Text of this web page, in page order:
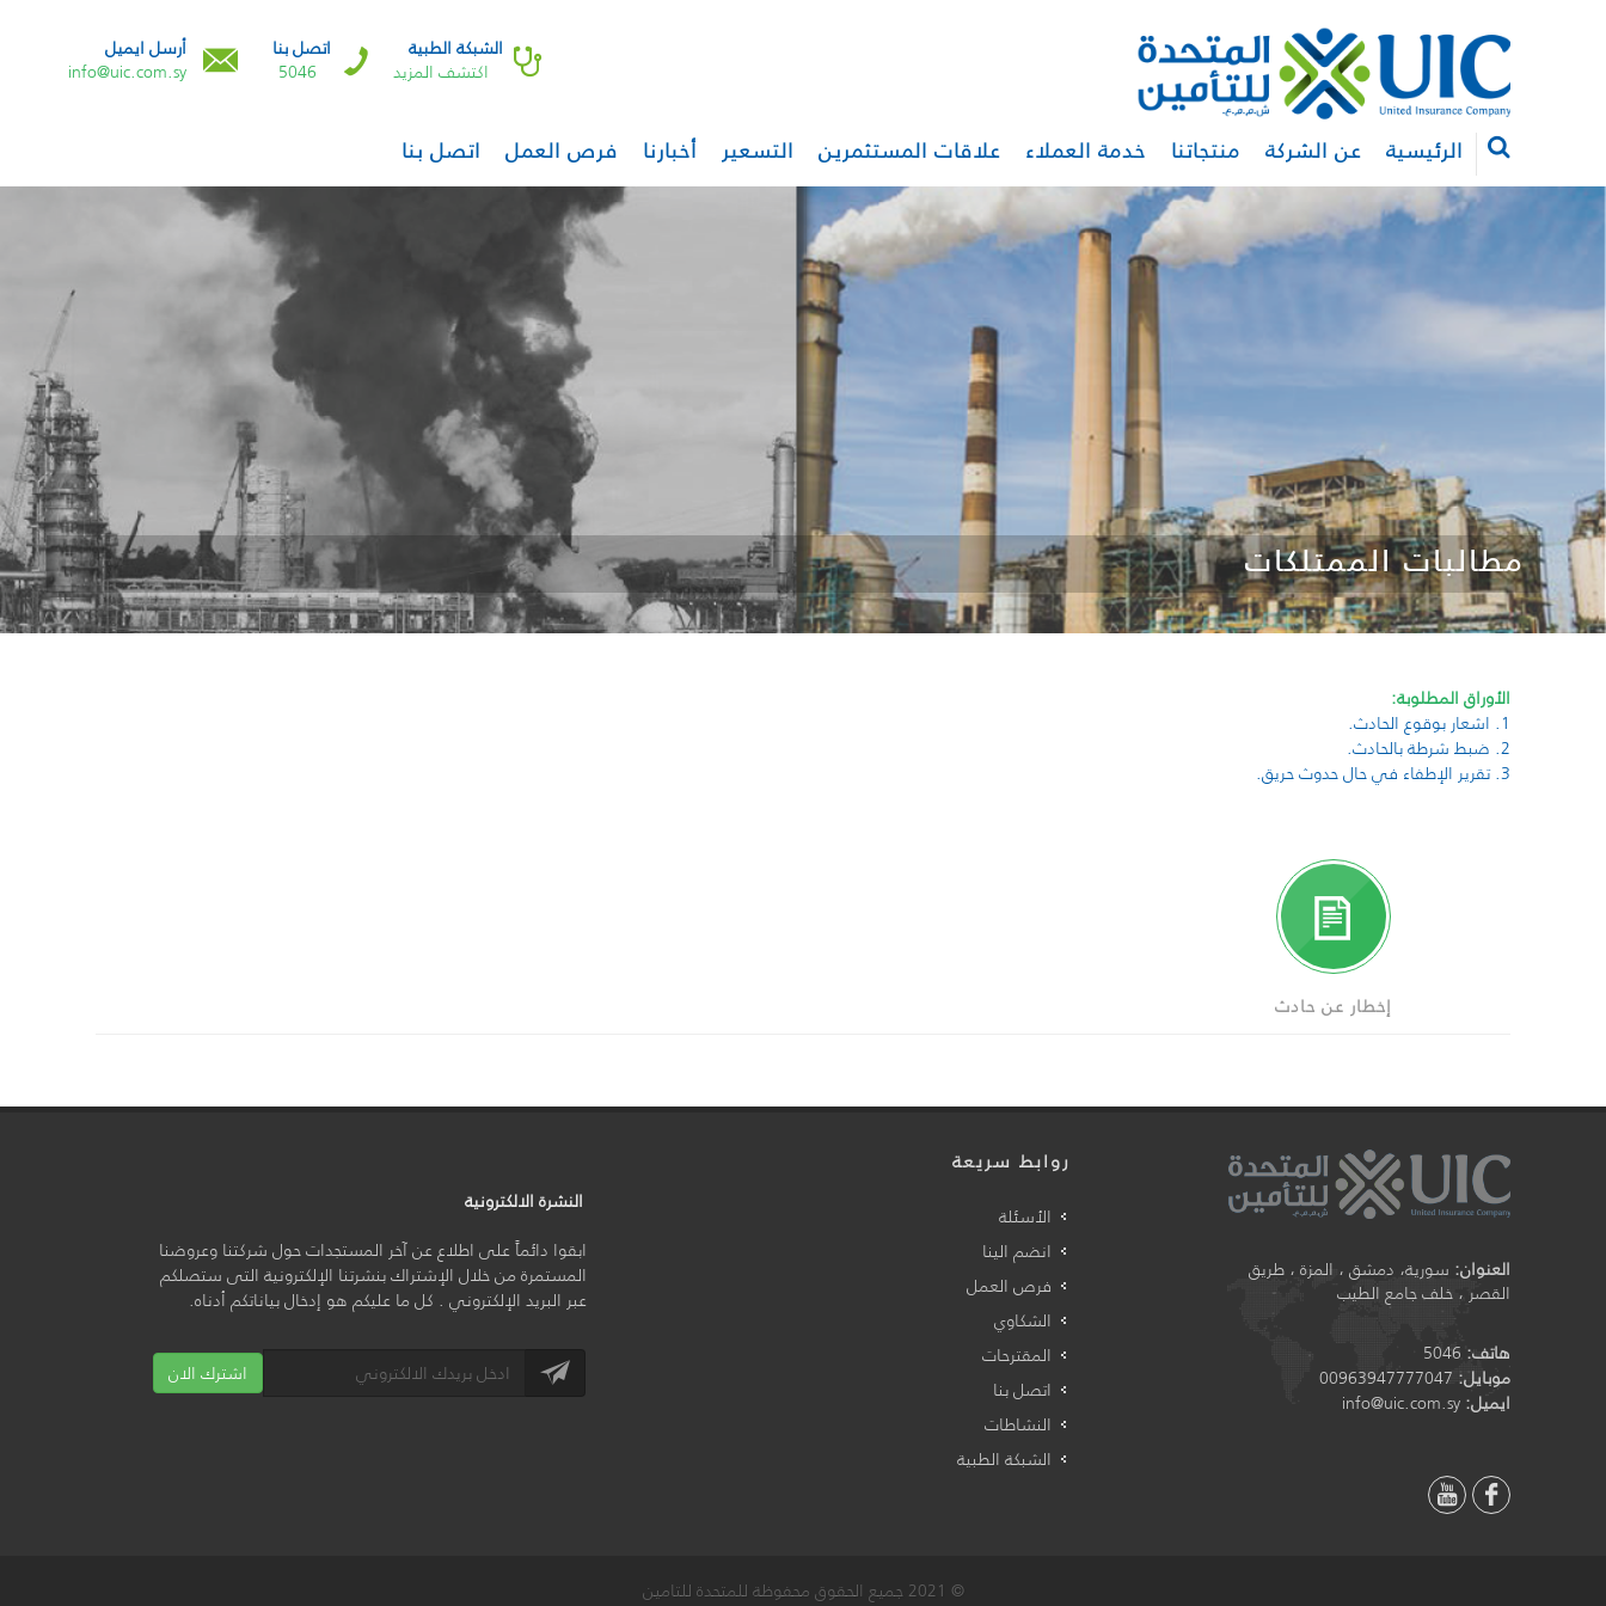
أرسل ايميل
info@uic.com.sy
اتصل بنا
5046
الشبكة الطبية
اكتشف المزيد
الرئيسية عن الشركة منتجاتنا خدمة العملاء علاقات المستثمرين التسعير أخبارنا فرص العمل اتصل بنا
مطالبات الممتلكات
الأوراق المطلوبة:
1. اشعار بوقوع الحادث.
2. ضبط شرطة بالحادث.
3. تقرير الإطفاء في حال حدوث حريق.
إخطار عن حادث
العنوان: سورية، دمشق ، المزة ، طريق
القصر ، خلف جامع الطيب
هاتف: 5046
موبايل: 00963947777047
ايميل: info@uic.com.sy
روابط سريعة
الأسئلة
انضم الينا
فرص العمل
الشكاوي
المقترحات
اتصل بنا
النشاطات
الشبكة الطبية
النشرة الالكترونية
ابقوا دائماً على اطلاع عن آخر المستجدات حول شركتنا وعروضنا
المستمرة من خلال الإشتراك بنشرتنا الإلكترونية التى ستصلكم
عبر البريد الإلكتروني . كل ما عليكم هو إدخال بياناتكم أدناه.
اشترك الان
© 2021 جميع الحقوق محفوظة للمتحدة للتامين